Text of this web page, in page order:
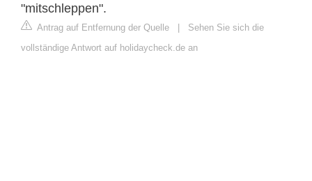
"mitschleppen".
Antrag auf Entfernung der Quelle | Sehen Sie sich die
vollständige Antwort auf holidaycheck.de an